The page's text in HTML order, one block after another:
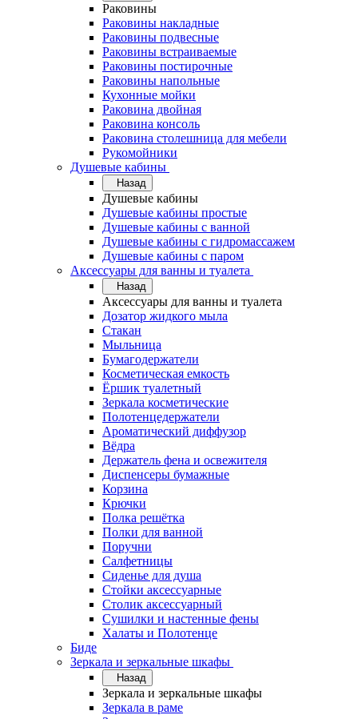
Раковины
Раковины накладные
Раковины подвесные
Раковины встраиваемые
Раковины постирочные
Раковины напольные
Кухонные мойки
Раковина двойная
Раковина консоль
Раковина столешница для мебели
Рукомойники
Душевые кабины
Назад
Душевые кабины
Душевые кабины простые
Душевые кабины с ванной
Душевые кабины с гидромассажем
Душевые кабины с паром
Аксессуары для ванны и туалета
Назад
Аксессуары для ванны и туалета
Дозатор жидкого мыла
Стакан
Мыльница
Бумагодержатели
Косметическая емкость
Ёршик туалетный
Зеркала косметические
Полотенцедержатели
Ароматический диффузор
Вёдра
Держатель фена и освежителя
Диспенсеры бумажные
Корзина
Крючки
Полка решётка
Полки для ванной
Поручни
Салфетницы
Сиденье для душа
Стойки аксессуарные
Столик аксессуарный
Сушилки и настенные фены
Халаты и Полотенце
Биде
Зеркала и зеркальные шкафы
Назад
Зеркала и зеркальные шкафы
Зеркала в раме